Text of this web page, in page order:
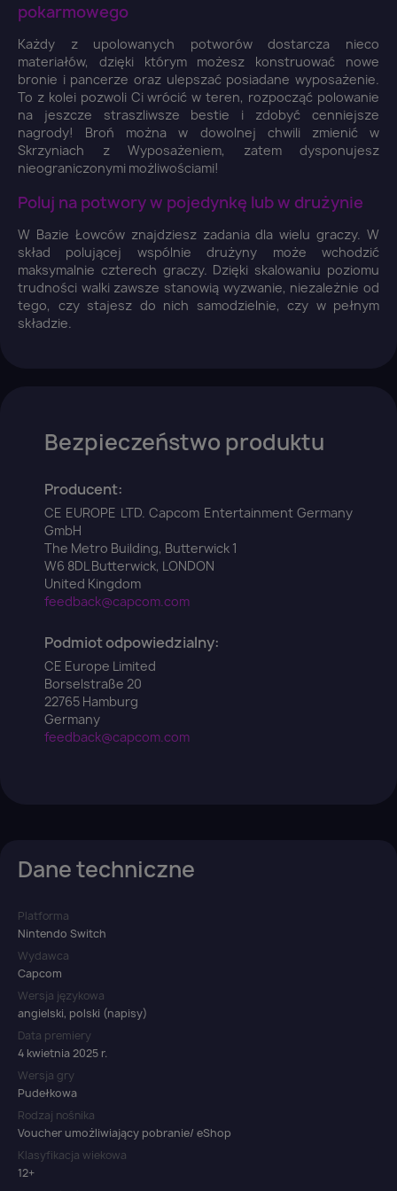
pokarmowego
Każdy z upolowanych potworów dostarcza nieco
materiałów, dzięki którym możesz konstruować nowe
bronie i pancerze oraz ulepszać posiadane wyposażenie.
To z kolei pozwoli Ci wrócić w teren, rozpocząć polowanie
na jeszcze straszliwsze bestie i zdobyć cenniejsze
nagrody! Broń można w dowolnej chwili zmienić w
Skrzyniach z Wyposażeniem, zatem dysponujesz
nieograniczonymi możliwościami!
Poluj na potwory w pojedynkę lub w drużynie
W Bazie Łowców znajdziesz zadania dla wielu graczy. W
skład polującej wspólnie drużyny może wchodzić
maksymalnie czterech graczy. Dzięki skalowaniu poziomu
trudności walki zawsze stanowią wyzwanie, niezależnie od
tego, czy stajesz do nich samodzielnie, czy w pełnym
składzie.
Bezpieczeństwo produktu
Producent:
CE EUROPE LTD. Capcom Entertainment Germany
GmbH
The Metro Building, Butterwick 1
W6 8DL Butterwick, LONDON
United Kingdom
feedback@capcom.com
Podmiot odpowiedzialny:
CE Europe Limited
Borselstraße 20
22765 Hamburg
Germany
feedback@capcom.com
Dane techniczne
Platforma
Nintendo Switch
Wydawca
Capcom
Wersja językowa
angielski, polski (napisy)
Data premiery
4 kwietnia 2025 r.
Wersja gry
Pudełkowa
Rodzaj nośnika
Voucher umożliwiający pobranie/ eShop
Klasyfikacja wiekowa
12+
Zaloguj się ×
You need to be logged in to save products in your
wish list.
Anuluj Zaloguj się